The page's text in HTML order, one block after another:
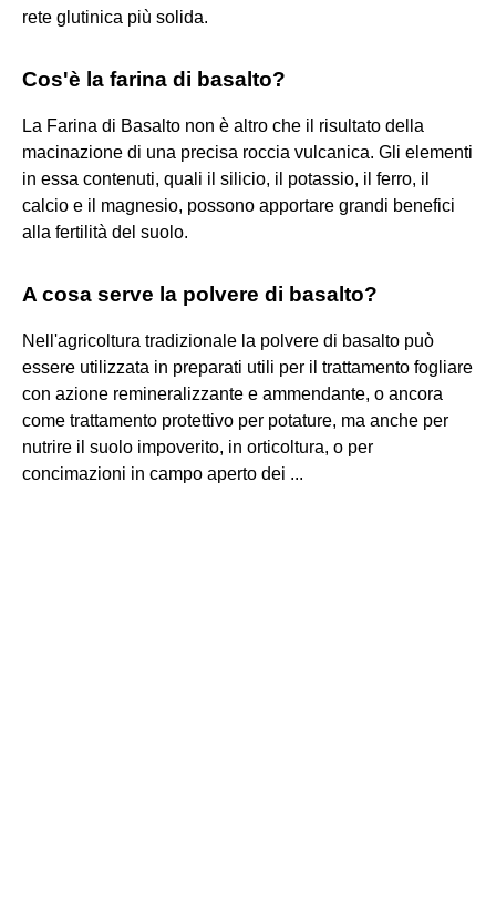
rete glutinica più solida.
Cos'è la farina di basalto?
La Farina di Basalto non è altro che il risultato della
macinazione di una precisa roccia vulcanica. Gli elementi
in essa contenuti, quali il silicio, il potassio, il ferro, il
calcio e il magnesio, possono apportare grandi benefici
alla fertilità del suolo.
A cosa serve la polvere di basalto?
Nell'agricoltura tradizionale la polvere di basalto può
essere utilizzata in preparati utili per il trattamento fogliare
con azione remineralizzante e ammendante, o ancora
come trattamento protettivo per potature, ma anche per
nutrire il suolo impoverito, in orticoltura, o per
concimazioni in campo aperto dei ...